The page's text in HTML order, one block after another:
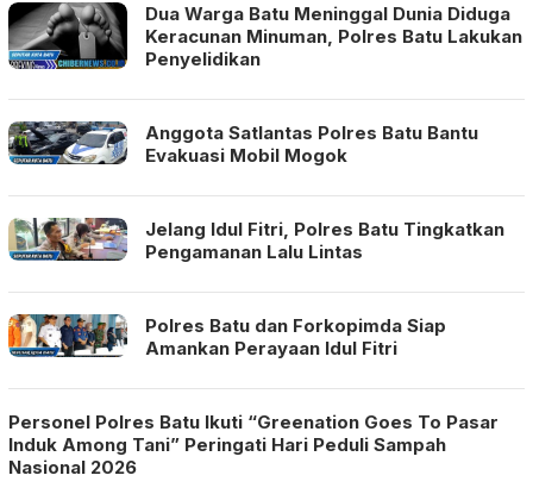
Dua Warga Batu Meninggal Dunia Diduga
Keracunan Minuman, Polres Batu Lakukan
Penyelidikan
Anggota Satlantas Polres Batu Bantu
Evakuasi Mobil Mogok
Jelang Idul Fitri, Polres Batu Tingkatkan
Pengamanan Lalu Lintas
Polres Batu dan Forkopimda Siap
Amankan Perayaan Idul Fitri
Personel Polres Batu Ikuti “Greenation Goes To Pasar
Induk Among Tani” Peringati Hari Peduli Sampah
Nasional 2026